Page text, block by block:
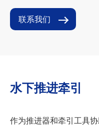
联系我们
水下推进牵引
作为推进器和牵引工具